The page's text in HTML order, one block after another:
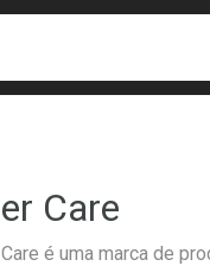
Care
é uma marca de